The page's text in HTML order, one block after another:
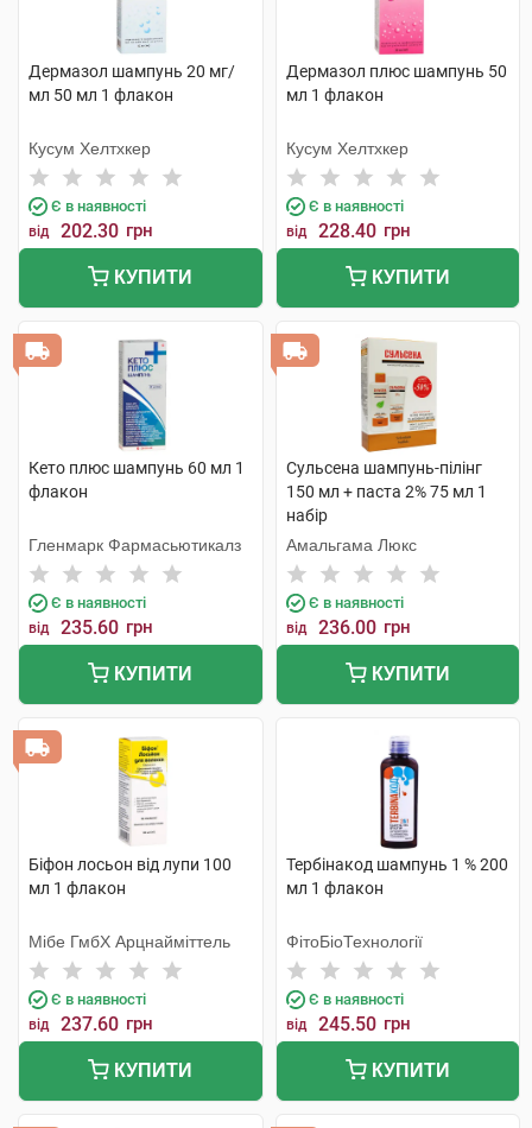
Дермазол шампунь 20 мг/
мл 50 мл 1 флакон
Кусум Хелтхкер
Є в наявності
від 202.30 грн
КУПИТИ
Дермазол плюс шампунь 50
мл 1 флакон
Кусум Хелтхкер
Є в наявності
від 228.40 грн
КУПИТИ
Кето плюс шампунь 60 мл 1
флакон
Гленмарк Фармасьютикалз
Є в наявності
від 235.60 грн
КУПИТИ
Сульсена шампунь-пілінг
150 мл + паста 2% 75 мл 1
набір
Амальгама Люкс
Є в наявності
від 236.00 грн
КУПИТИ
Біфон лосьон від лупи 100
мл 1 флакон
Мібе ГмбХ Арцнайміттель
Є в наявності
від 237.60 грн
КУПИТИ
Тербінакод шампунь 1 % 200
мл 1 флакон
ФітоБіоТехнології
Є в наявності
від 245.50 грн
КУПИТИ